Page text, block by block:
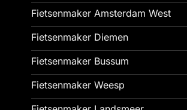
Fietsenmaker Amsterdam West
Fietsenmaker Diemen
Fietsenmaker Bussum
Fietsenmaker Weesp